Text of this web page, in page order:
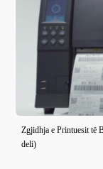
Zgjidhja e Printuesit të
deli)